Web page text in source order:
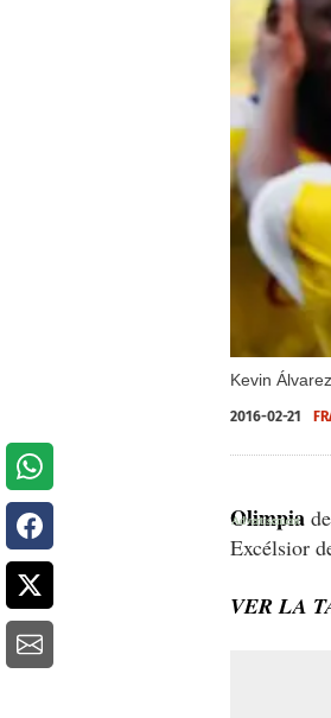
Kevin
2016-02-21
Olimpia
Excélsior
VER LA